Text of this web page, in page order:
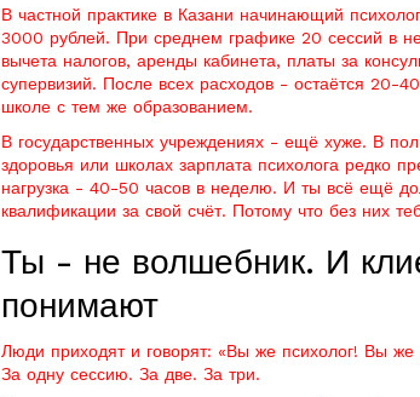
В частной практике в Казани начинающий
3000 рублей. При среднем графике 20 сессий в
вычета налогов, аренды кабинета, платы за
супервизий. После всех расходов - остаётся 20-
школе с тем же образованием.
В государственных учреждениях - ещё хуже. В
здоровья или школах зарплата психолога редко
нагрузка - 40-50 часов в неделю. И ты всё ещё
квалификации за свой счёт. Потому что без них
Ты - не волшебник. И
понимают
Люди приходят и говорят: «Вы же психолог! Вы
За одну сессию. За две. За три.